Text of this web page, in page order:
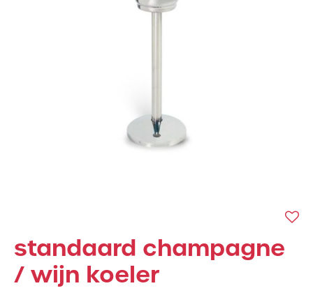
standaard champagne
/ wijn koeler